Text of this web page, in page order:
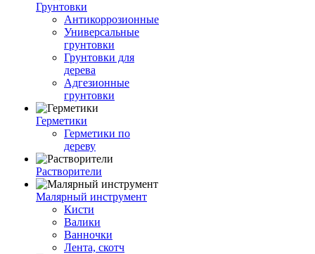
Грунтовки
Антикоррозионные
Универсальные
грунтовки
Грунтовки для
дерева
Адгезионные
грунтовки
Герметики
Герметики по
дереву
Растворители
Малярный инструмент
Кисти
Валики
Ванночки
Лента, скотч